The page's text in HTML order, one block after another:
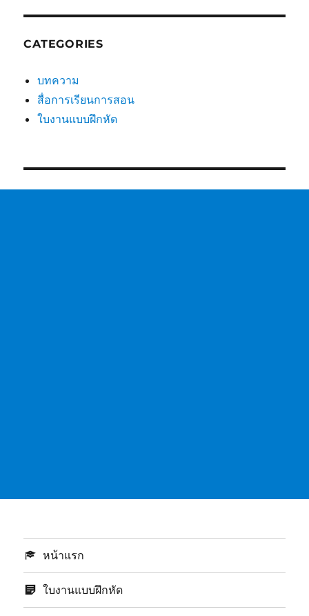
CATEGORIES
บทความ
สื่อการเรียนการสอน
ใบงานแบบฝึกหัด
หน้าแรก
ใบงานแบบฝึกหัด